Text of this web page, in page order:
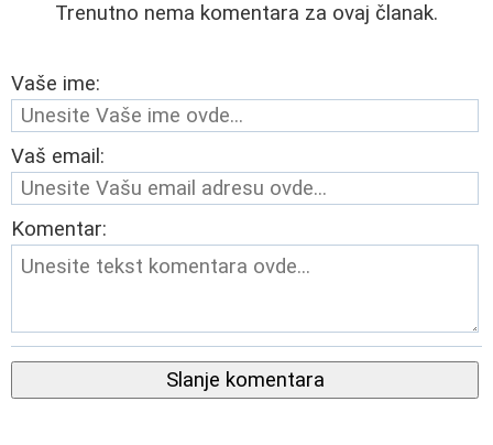
Trenutno nema komentara za ovaj članak.
Vaše ime:
Vaš email:
Komentar:
Slanje komentara